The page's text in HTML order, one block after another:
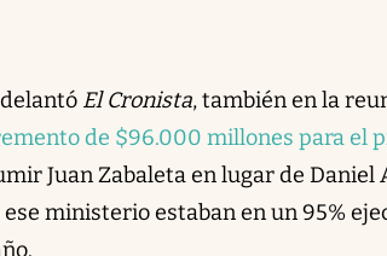
El Cronista, también en la
de $96.000 millones para el
Juan Zabaleta en lugar de
ese ministerio estaban en un 95%